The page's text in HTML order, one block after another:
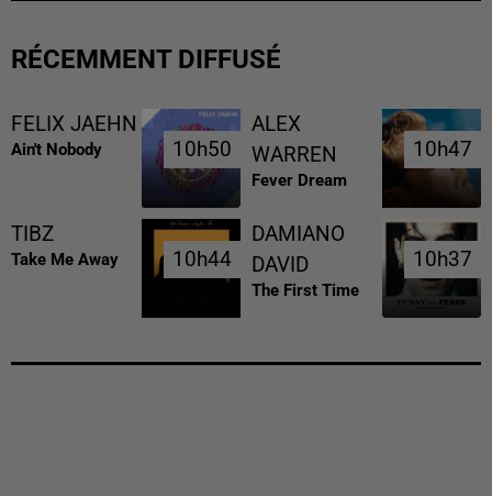
RÉCEMMENT DIFFUSÉ
FELIX JAEHN
Ain't Nobody 10h50
10h50
ALEX
WARREN
Fever Dream
10h47
10h47
TIBZ
Take Me Away 10h44
10h44
DAMIANO
DAVID
The First Time
10h37
10h37